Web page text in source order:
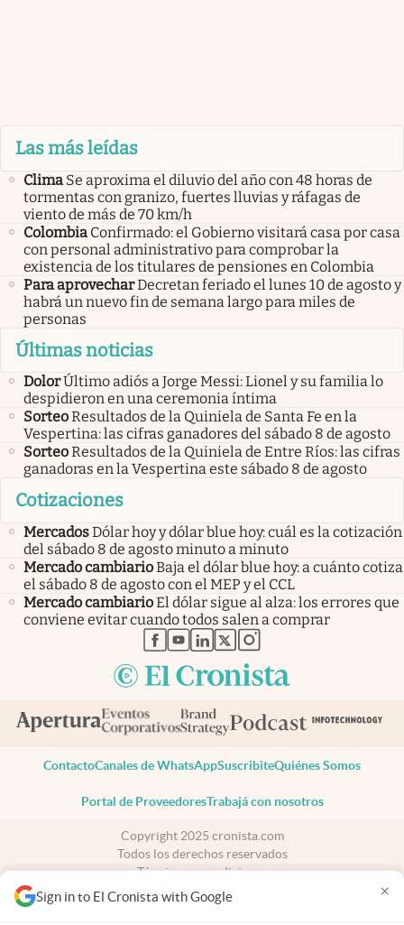
Sign in to El Cronista with Google ×
Las más leídas
Clima Se aproxima el diluvio del año con 48 horas de
tormentas con granizo, fuertes lluvias y ráfagas de
viento de más de 70 km/h
Colombia Confirmado: el Gobierno visitará casa por casa
con personal administrativo para comprobar la
existencia de los titulares de pensiones en Colombia
Para aprovecharDecretan feriado el lunes 10 de agosto y
habrá un nuevo fin de semana largo para miles de
personas
Últimas noticias
DolorÚltimo adiós a Jorge Messi: Lionel y su familia lo
despidieron en una ceremonia íntima
SorteoResultados de la Quiniela de Santa Fe en la
Vespertina: las cifras ganadores del sábado 8 de agosto
SorteoResultados de la Quiniela de Entre Ríos: las cifras
ganadoras en la Vespertina este sábado 8 de agosto
Cotizaciones
MercadosDólar hoy y dólar blue hoy: cuál es la cotización
del sábado 8 de agosto minuto a minuto
Mercado cambiarioBaja el dólar blue hoy: a cuánto cotiza
el sábado 8 de agosto con el MEP y el CCL
Mercado cambiarioEl dólar sigue al alza: los errores que
conviene evitar cuando todos salen a comprar
abre en nueva pestaña
abre en nueva pestaña
abre en nueva pestaña
abre en nueva pestaña
abre en nueva pestaña
ContactoCanales de WhatsAppSuscribiteQuiénes Somos
Portal de ProveedoresTrabajá con nosotros
Copyright 2025 cronista.com
Todos los derechos reservados
Términos y condiciones
Privacidad
Consentimiento